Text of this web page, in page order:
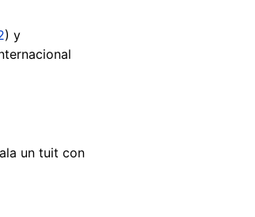
) y
un tuit con